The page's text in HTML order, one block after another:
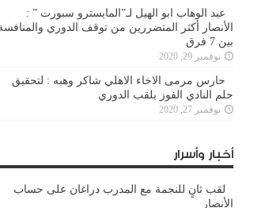
عبد الوهاب ابو الهيل لـ”المايسترو سبورت ” :
الأنصار أكثر المتضررين من توقف الدوري
بين 7 فرق
نوفمبر 29, 2020
حارس مرمى الاخاء الاهلي شاكر وهبه : لتحقيق
حلم النادي الفوز بلقب الدوري
نوفمبر 27, 2020
أخبار وأسرار
لقب ثانٍ للنجمة مع المدرب دراغان على حساب
الأنصار